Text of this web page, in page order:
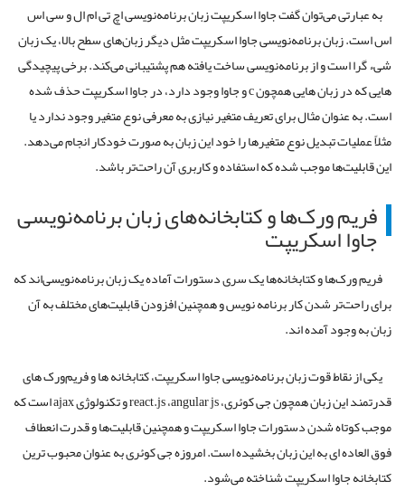
به عبارتی می‌توان گفت جاوا اسکریپت زبان برنامه‌نویسی اچ تی ام ال و سی اس
اس است. زبان برنامه‌نویسی جاوا اسکریپت مثل دیگر زبان‌های سطح بالا، یک زبان
شیء گرا است و از برنامه‌نویسی ساخت یافته هم پشتیبانی می‌کند. برخی پیچیدگی
هایی که در زبان هایی همچونcو جاوا وجود دارد، در جاوا اسکریپت حذف شده
است. به عنوان مثال برای تعریف متغیر نیازی به معرفی نوع متغیر وجود ندارد یا
مثلاً عملیات تبدیل نوع متغیرها را خود این زبان به صورت خودکار انجام می‌دهد.
این قابلیت‌ها موجب شده که استفاده و کاربری آن راحت‌تر باشد.
فریم ورک‌ها و کتابخانه‌های زبان برنامه‌نویسی
جاوا اسکریپت
فریم ورک‌ها و کتابخانه‌ها یک سری دستورات آماده یک زبان برنامه‌نویسی‌اند که
برای راحت‌تر شدن کار برنامه نویس و همچنین افزودن قابلیت‌های مختلف به آن
زبان به وجود آمده اند.
یکی از نقاط قوت زبان برنامه‌نویسی جاوا اسکریپت، کتابخانه ها و فریم‌ورک های
قدرتمند این زبان همچون جی کوئری،angular js،react.jsو تکنولوژیajaxاست که
موجب کوتاه شدن دستورات جاوا اسکریپت و همچنین قابلیت‌ها و قدرت انعطاف
فوق العاده ای به این زبان بخشیده است. امروزه جی کوئری به عنوان محبوب ترین
کتابخانه جاوا اسکریپت شناخته می‌شود.